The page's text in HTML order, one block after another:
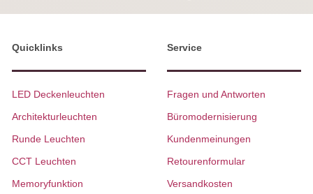
Quicklinks
LED Deckenleuchten
Architekturleuchten
Runde Leuchten
CCT Leuchten
Memoryfunktion
Service
Fragen und Antworten
Büromodernisierung
Kundenmeinungen
Retourenformular
Versandkosten